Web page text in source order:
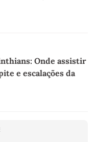
Onde assistir
e escalações da